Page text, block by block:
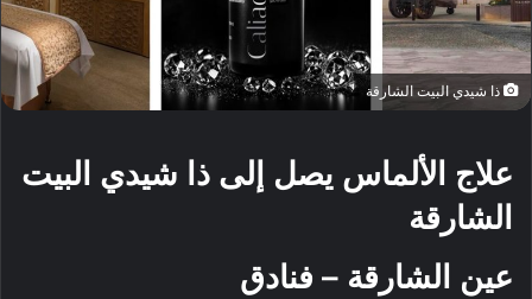
ذا شيدي البيت الشارقة
علاج الألماس يصل إلى ذا شيدي البيت
الشارقة
عين الشارقة – فنادق